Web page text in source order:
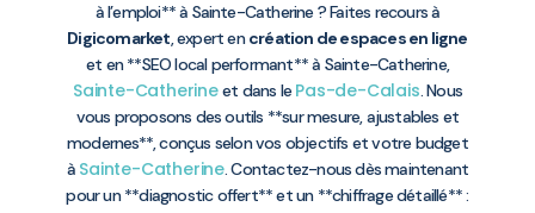
à l’emploi** à Sainte-Catherine ? Faites recours à
Digicomarket, expert encréation de espaces en ligne
et en **SEO local performant** à Sainte-Catherine,
Sainte-Catherineet dans le Pas-de-Calais. Nous
vous proposons des outils **sur mesure, ajustables et
modernes**, conçus selon vos objectifs et votre budget
à Sainte-Catherine. Contactez-nous dès maintenant
pour un **diagnostic offert** et un **chiffrage détaillé** :